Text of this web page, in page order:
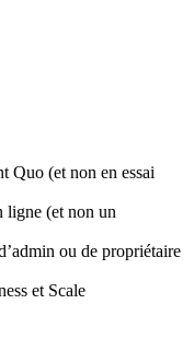
Quo (et non en essai
ligne (et non un
ou de propriétaire
et Scale